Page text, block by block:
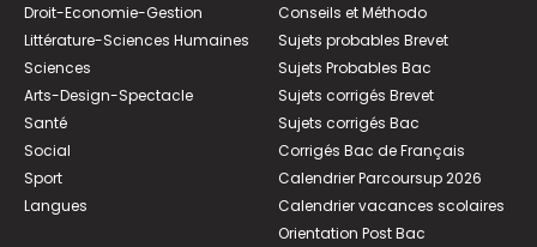
Droit-Economie-Gestion
Littérature-Sciences Humaines
Sciences
Arts-Design-Spectacle
Santé
Social
Sport
Langues
Conseils et Méthodo
Sujets probables Brevet
Sujets Probables Bac
Sujets corrigés Brevet
Sujets corrigés Bac
Corrigés Bac de Français
Calendrier Parcoursup 2026
Calendrier vacances scolaires
Orientation Post Bac